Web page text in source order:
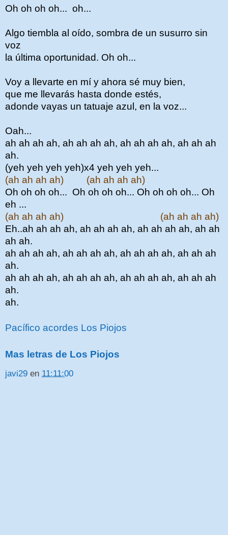
Oh oh oh oh... oh...
Algo tiembla al oído, sombra de un susurro sin
voz
la última oportunidad. Oh oh...
Voy a llevarte en mí y ahora sé muy bien,
que me llevarás hasta donde estés,
adonde vayas un tatuaje azul, en la voz...
Oah...
ah ah ah ah, ah ah ah ah, ah ah ah ah, ah ah ah
ah.
(yeh yeh yeh yeh)x4 yeh yeh yeh...
(ah ah ah ah) (ah ah ah ah)
Oh oh oh oh... Oh oh oh oh... Oh oh oh oh... Oh
eh ...
(ah ah ah ah) (ah ah ah ah)
Eh..ah ah ah ah, ah ah ah ah, ah ah ah ah, ah ah
ah ah.
ah ah ah ah, ah ah ah ah, ah ah ah ah, ah ah ah
ah.
ah ah ah ah, ah ah ah ah, ah ah ah ah, ah ah ah
ah.
ah.
Pacífico acordes Los Piojos
Mas letras de Los Piojos
javi29 en 11:11:00